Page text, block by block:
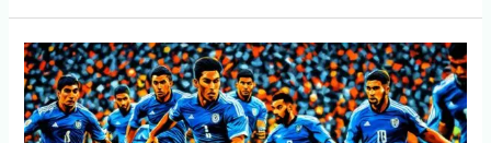
Revive
los
Momentos
Épicos